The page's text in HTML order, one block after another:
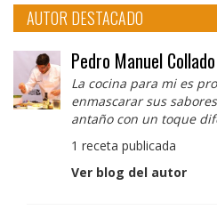
AUTOR DESTACADO
Pedro Manuel
La cocina para mi es
enmascarar sus
antaño con un toque
1 receta publicada
Ver blog del autor